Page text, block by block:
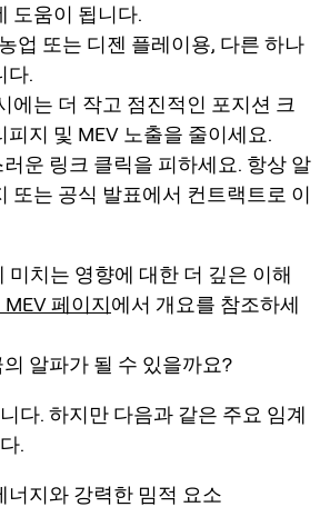
도움이 됩니다.
업 또는 디젠 플레이용, 다른 하나
다.
에는 더 작고 점진적인 포지션 크
지 및 MEV 노출을 줄이세요.
운 링크 클릭을 피하세요. 항상 알
또는 공식 발표에서 컨트랙트로 이
미치는 영향에 대한 더 깊은 이해
페이지에서 개요를 참조하세
알파가 될 수 있을까요?
다. 하지만 다음과 같은 주요 임계
.
너지와 강력한 밈적 요소